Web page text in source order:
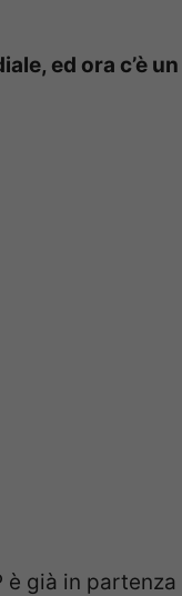
ed ora c’è un
è già in partenza